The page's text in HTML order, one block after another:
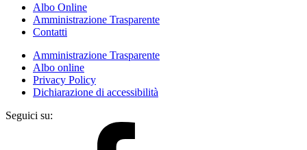
Albo Online
Amministrazione Trasparente
Contatti
Amministrazione Trasparente
Albo online
Privacy Policy
Dichiarazione di accessibilità
Seguici su: